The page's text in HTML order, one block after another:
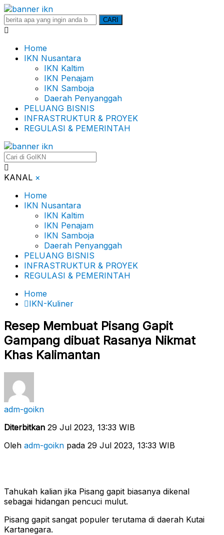
Search
for:
CARI
Home
IKN Nusantara
IKN Kaltim
IKN Penajam
IKN Samboja
Daerah Penyanggah
PELUANG BISNIS
INFRASTRUKTUR & PROYEK
REGULASI & PEMERINTAH
KANAL ×
Home
IKN Nusantara
IKN Kaltim
IKN Penajam
IKN Samboja
Daerah Penyanggah
PELUANG BISNIS
INFRASTRUKTUR & PROYEK
REGULASI & PEMERINTAH
Home
IKN-Kuliner
Resep Membuat Pisang Gapit
Gampang dibuat Rasanya Nikmat
Khas Kalimantan
adm-goikn
Diterbitkan 29 Jul 2023, 13:33 WIB
Oleh adm-goikn pada 29 Jul 2023, 13:33 WIB
Tahukah kalian jika Pisang gapit biasanya dikenal
sebagai hidangan pencuci mulut.
Pisang gapit sangat populer terutama di daerah Kutai
Kartanegara.